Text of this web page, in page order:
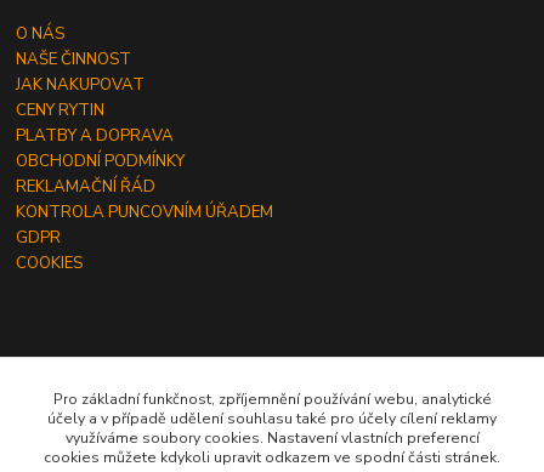
O NÁS
NAŠE ČINNOST
JAK NAKUPOVAT
CENY RYTIN
PLATBY A DOPRAVA
OBCHODNÍ PODMÍNKY
REKLAMAČNÍ ŘÁD
KONTROLA PUNCOVNÍM ÚŘADEM
GDPR
COOKIES
JAK OBJEDNAT RYTINU DO ŠPERKU
JAK VYBRAT SPRÁVNOU VELIKOST PRSTENU
Pro základní funkčnost, zpříjemnění používání webu, analytické
účely a v případě udělení souhlasu také pro účely cílení reklamy
využíváme soubory cookies. Nastavení vlastních preferencí
cookies můžete kdykoli upravit odkazem ve spodní části stránek.